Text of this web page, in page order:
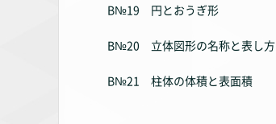
B№19 円とおうぎ形
B№20 立体図形の名称と表し方
B№21 柱体の体積と表面積